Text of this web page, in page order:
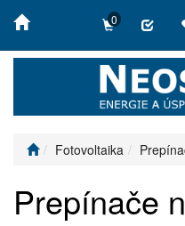
0
Fotovoltaika
Prepínače